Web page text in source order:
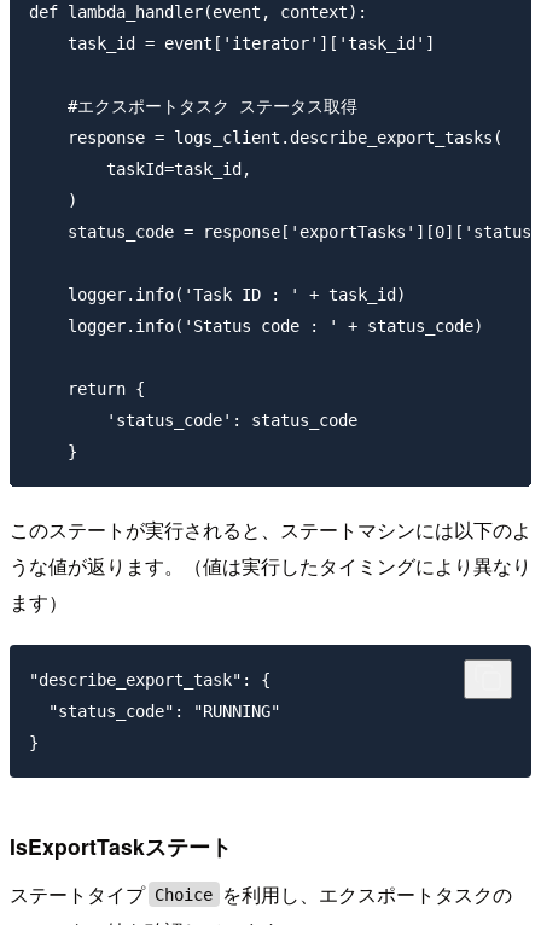
def lambda_handler(event, context):
    task_id = event['iterator']['task_id']
    #エクスポートタスク ステータス取得
    response = logs_client.describe_export_tasks(
        taskId=task_id,
    )
status_code =
    logger.info('Task ID : ' + task_id)
    logger.info('Status code : ' + status_code)
    return {
        'status_code': status_code
このステートが実行されると、ステートマシンには以下のよ
うな値が返ります。（値は実行したタイミングにより異なり
ます）
"describe_export_task": {
  "status_code": "RUNNING"
IsExportTaskステート
ステートタイプ Choice
を利用し、エクスポートタスクの